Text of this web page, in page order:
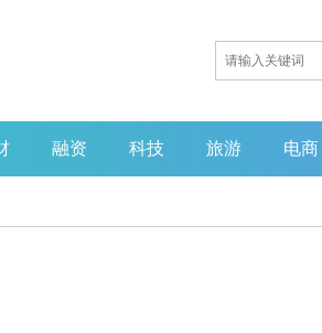
融资 科技 旅游 电商
循证赋能创新